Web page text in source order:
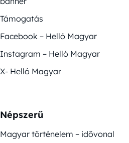
Támogatás
Facebook – Helló Magyar
Instagram – Helló Magyar
X- Helló Magyar
Népszerű
Magyar történelem – idővonal